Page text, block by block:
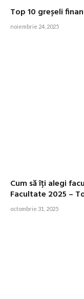
Top 10 greșeli
noiembrie 24, 2025
Cum să îți alegi
Facultate 2025 –
octombrie 31, 2025